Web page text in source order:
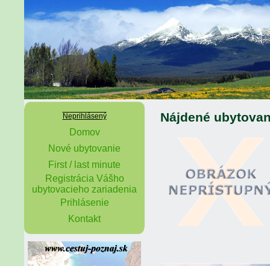
Neprihlásený
Domov
Nové ubytovanie
First / last minute
Registrácia Vášho
ubytovacieho zariadenia
Prihlásenie
Kontakt
Nájdené